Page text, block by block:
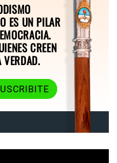
ES UN PILAR
CREEN
VERDAD.